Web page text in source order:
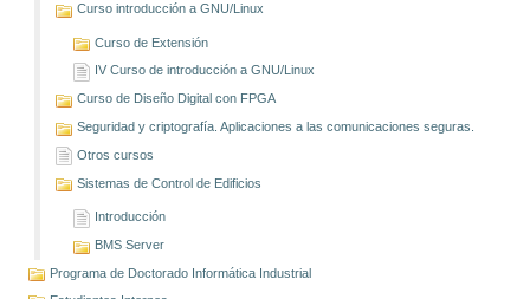
Curso introducción a GNU/Linux
Curso de Extensión
IV Curso de introducción a GNU/Linux
Curso de Diseño Digital con FPGA
Seguridad y criptografía. Aplicaciones a las comunicaciones seguras.
Otros cursos
Sistemas de Control de Edificios
Introducción
BMS Server
Programa de Doctorado Informática Industrial